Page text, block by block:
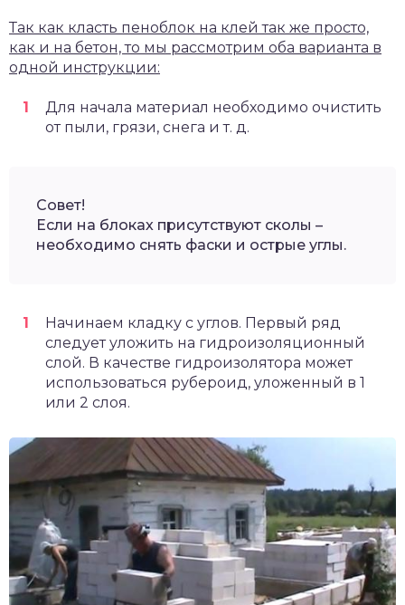
Так как класть пеноблок на клей так же просто,
как и на бетон, то мы рассмотрим оба варианта в
одной инструкции:
Для начала материал необходимо очистить
от пыли, грязи, снега и т. д.
Совет!
Если на блоках присутствуют сколы –
необходимо снять фаски и острые углы.
Начинаем кладку с углов. Первый ряд
следует уложить на гидроизоляционный
слой. В качестве гидроизолятора может
использоваться рубероид, уложенный в 1
или 2 слоя.